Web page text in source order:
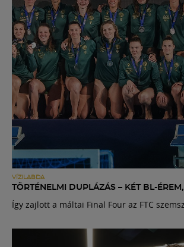
VÍZILABDA
TÖRTÉNELMI DUPLÁZÁS – KÉT BL-
Így zajlott a máltai Final Four az FTC